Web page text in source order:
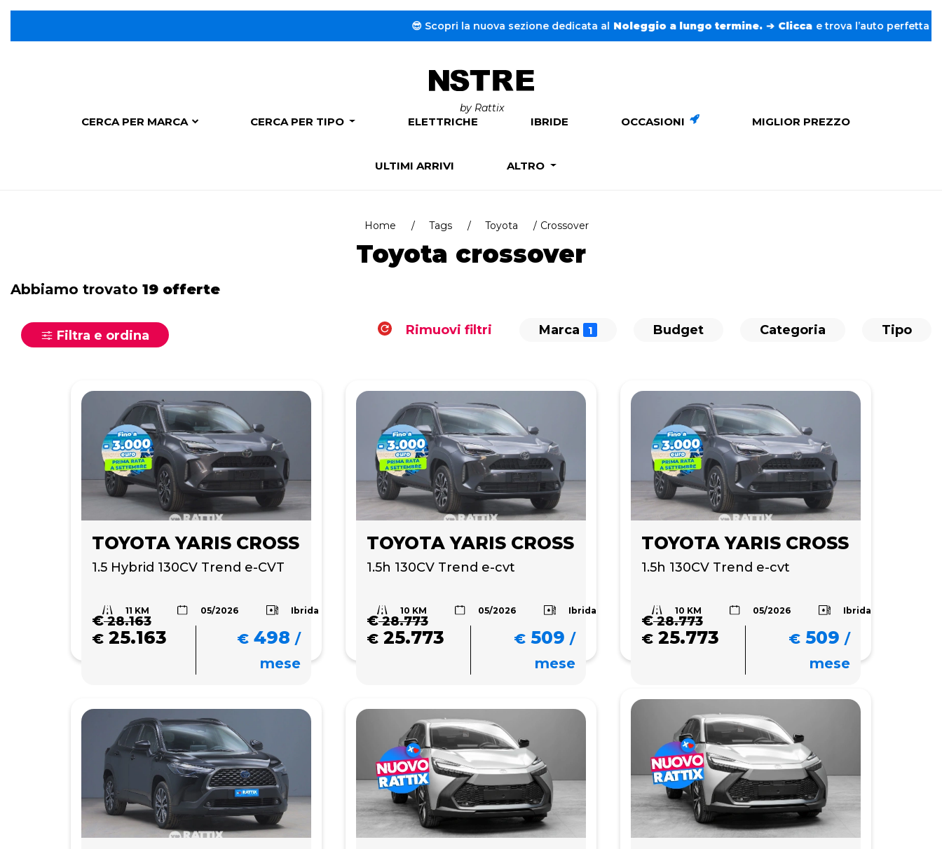
😎 Scopri la nuova sezione dedicata al Noleggio a lungo termine. ➔ Clicca e trova l’auto perfetta senza pensieri. ❤️
by Rattix
CERCA PER MARCA CERCA PER TIPO ELETTRICHE IBRIDE OCCASIONI MIGLIOR PREZZO
ULTIMI ARRIVI ALTRO
Home Tags Toyota Crossover
Toyota crossover
Abbiamo trovato 19 offerte
Filtra e ordina Rimuovi filtri Marca Budget Categoria Tipo
TOYOTA YARIS CROSS
1.5 Hybrid 130CV Trend e-CVT
11 KM 05/2026 Ibrida
€28.163
€ 25.163 € 498 /
mese
TOYOTA YARIS CROSS
1.5h 130CV Trend e-cvt
10 KM 05/2026 Ibrida
€28.773
€ 25.773 € 509 /
mese
TOYOTA YARIS CROSS
1.5h 130CV Trend e-cvt
10 KM 05/2026 Ibrida
€28.773
€ 25.773 € 509 /
mese